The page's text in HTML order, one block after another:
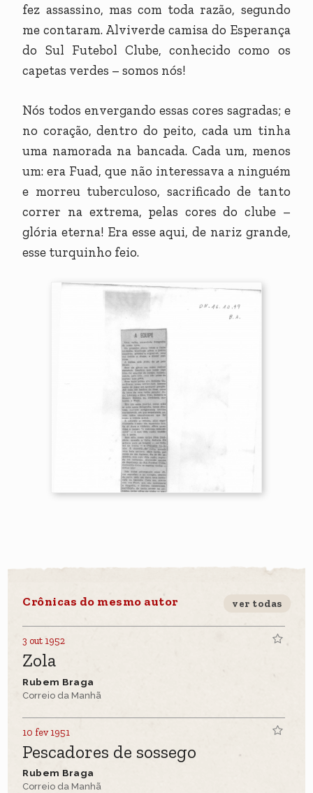
fez assassino, mas com toda razão, segundo
me contaram. Alviverde camisa do Esperança
do Sul Futebol Clube, conhecido como os
capetas verdes – somos nós!
Nós todos envergando essas cores sagradas; e
no coração, dentro do peito, cada um tinha
uma namorada na bancada. Cada um, menos
um: era Fuad, que não interessava a ninguém
e morreu tuberculoso, sacrificado de tanto
correr na extrema, pelas cores do clube –
glória eterna! Era esse aqui, de nariz grande,
esse turquinho feio.
Crônicas do mesmo autor ver todas
3 out 1952
Zola
Rubem Braga
Correio da Manhã
10 fev 1951
Pescadores de sossego
Rubem Braga
Correio da Manhã